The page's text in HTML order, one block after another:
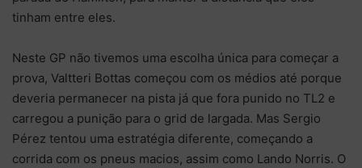
tinham entre eles.
Neste GP não tivemos uma escolha única para começar a
prova, Valtteri Bottas começou com os médios até porque
deveria permanecer na pista já que fora punido no TL2 e
carregou a punição para o grid de largada. Mas Sergio
Pérez tentou uma estratégia diferente, começando a
corrida com os pneus macios, assim como Lando Norris. O